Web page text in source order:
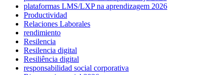
plataformas LMS/LXP na aprendizagem 2026
Productividad
Relaciones Laborales
rendimiento
Resilencia
Resilencia digital
Resiliência digital
responsabilidad social corporativa